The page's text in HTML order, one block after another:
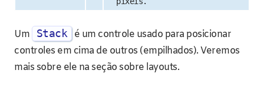
Um Stack
é um controle usado para posicionar
controles em cima de outros (empilhados). Veremos
mais sobre ele na seção sobre layouts.